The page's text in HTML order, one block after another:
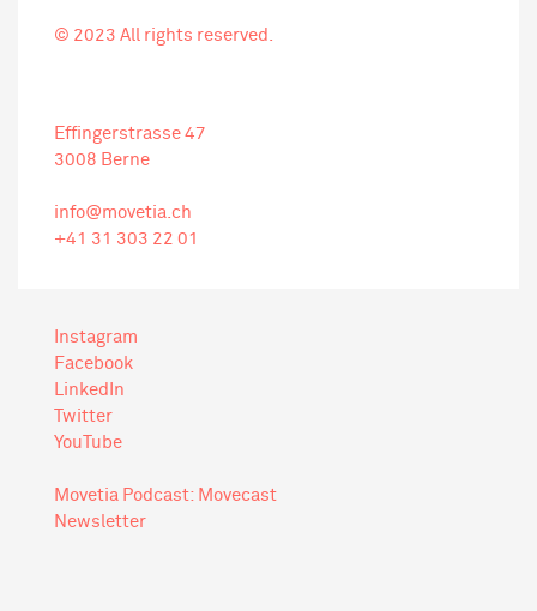
© 2023 All rights reserved.
Effingerstrasse 47
3008 Berne
info@movetia.ch
+41 31 303 22 01
Instagram
Facebook
LinkedIn
Twitter
YouTube
Movetia Podcast: Movecast
Newsletter